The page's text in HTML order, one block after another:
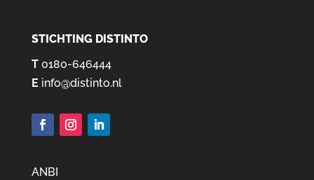
STICHTING DISTINTO
T0180-646444
E info@distinto.nl
ANBI